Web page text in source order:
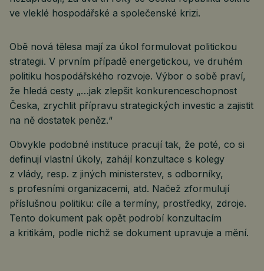
ve vleklé hospodářské a společenské krizi.
Obě nová tělesa mají za úkol formulovat politickou
strategii. V prvním případě energetickou, ve druhém
politiku hospodářského rozvoje. Výbor o sobě praví,
že hledá cesty „…jak zlepšit konkurenceschopnost
Česka, zrychlit přípravu strategických investic a zajistit
na ně dostatek peněz.“
Obvykle podobné instituce pracují tak, že poté, co si
definují vlastní úkoly, zahájí konzultace s kolegy
z vlády, resp. z jiných ministerstev, s odborníky,
s profesními organizacemi, atd. Načež zformulují
příslušnou politiku: cíle a termíny, prostředky, zdroje.
Tento dokument pak opět podrobí konzultacím
a kritikám, podle nichž se dokument upravuje a mění.